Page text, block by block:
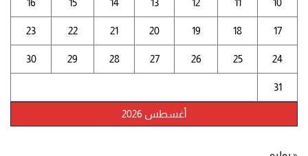
أغسطس 2026
17
18
19
20
21
22
23
24
25
26
27
28
29
30
31